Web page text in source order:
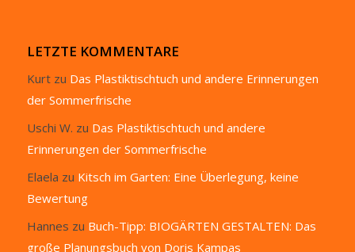
LETZTE KOMMENTARE
Kurtzu Das Plastiktischtuch und andere Erinnerungen
der Sommerfrische
Uschi W. zu Das Plastiktischtuch und andere
Erinnerungen der Sommerfrische
Elaela zu Kitsch im Garten: Eine Überlegung, keine
Bewertung
Hannes zu Buch-Tipp: BIOGÄRTEN GESTALTEN: Das
große Planungsbuch von Doris Kampas